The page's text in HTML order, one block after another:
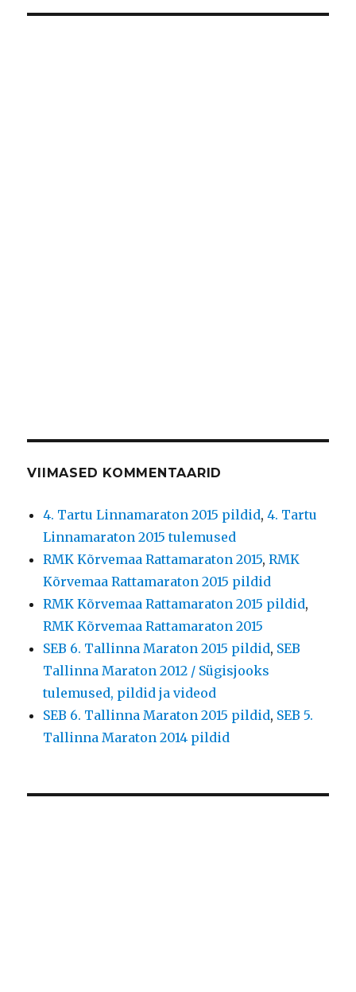
VIIMASED KOMMENTAARID
4. Tartu Linnamaraton 2015 pildid,4. Tartu
Linnamaraton 2015 tulemused
RMK Kõrvemaa Rattamaraton 2015,RMK
Kõrvemaa Rattamaraton 2015 pildid
RMK Kõrvemaa Rattamaraton 2015 pildid,
RMK Kõrvemaa Rattamaraton 2015
SEB 6. Tallinna Maraton 2015 pildid, SEB
Tallinna Maraton 2012 / Sügisjooks
tulemused, pildid ja videod
SEB 6. Tallinna Maraton 2015 pildid, SEB 5.
Tallinna Maraton 2014 pildid